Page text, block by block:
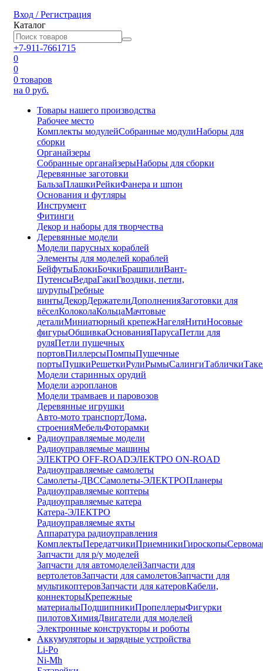
Вход / Регистрация
Каталог
+7-911-7661715
0
0
0 товаров
на 0 руб.
Товары нашего производства
Рабочее место
Комплекты модулейСобранные модулиНаборы для
сборки
Органайзеры
Собранные органайзерыНаборы для сборки
Деревянные заготовки
БальзаПлашкиРейкиФанера и шпон
Основания и футляры
Инструмент
Фитинги
Декор и наборы для творчества
Деревянные модели
Модели парусных кораблей
Элементы для моделей кораблей
БейфутыБлокиБочкиБрашпилиВант-
ПутенсыВедраГакиГвоздики, петли,
шурупыГребные
винтыДекорДержателиДополненияЗаготовки для
вёселКолоколаКольцаМачтовые
деталиМиниатюрный крепежНагеляНитиНосовые
фигурыОбшивкаОснованияПарусаПетли для
руляПетли пушечных
портовПиллерсыПомпыПушечные
портыПушкиРешеткиРулиРымыСалингиТаблички
Модели старинных орудий
Модели аэропланов
Модели трамваев и паровозов
Деревянные игрушки
Авто-мото транспортДома,
строенияМебельФоторамки
Радиоуправляемые модели
Радиоуправляемые машины
ЭЛЕКТРО OFF-ROADЭЛЕКТРО ON-ROAD
Радиоуправляемые самолеты
Самолеты-ДВССамолеты-ЭЛЕКТРОПланеры
Радиоуправляемые коптеры
Радиоуправляемые катера
Катера-ЭЛЕКТРО
Радиоуправляемые яхты
Аппаратура радиоуправления
КомплектыПередатчикиПриемникиГироскопы
Запчасти для р/у моделей
Запчасти для автомоделейЗапчасти для
вертолетовЗапчасти для самолетовЗапчасти для
мультикоптеровЗапчасти для катеровКабели,
коннекторыКрепежные
материалыПодшипникиПропеллерыФигурки
пилотовХимияДвигатели для моделей
Электронные конструкторы и роботы
Аккумуляторы и зарядные устройства
Li-Po
Ni-Mh